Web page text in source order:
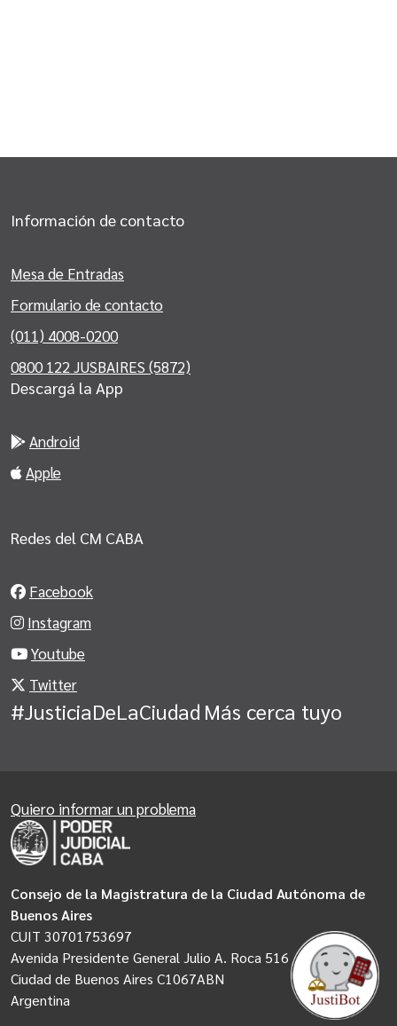
Información de contacto
Mesa de Entradas
Formulario de contacto
(011) 4008-0200
0800 122 JUSBAIRES (5872)
Descargá la App
Android
Apple
Redes del CM CABA
Facebook
Instagram
Youtube
Twitter
#JusticiaDeLaCiudad Más cerca tuyo
Consejo de la Magistratura de la Ciudad Autónoma de
Buenos Aires
CUIT 30701753697
Avenida Presidente General Julio A. Roca 516
Ciudad de Buenos Aires C1067ABN
Argentina
Quiero informar un problema